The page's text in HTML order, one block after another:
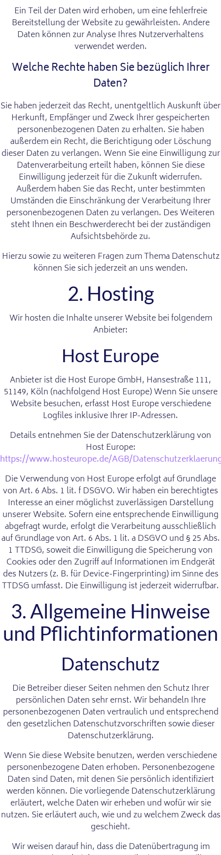
Ein Teil der Daten wird erhoben, um eine fehlerfreie
Bereitstellung der Website zu gewährleisten. Andere
Daten können zur Analyse Ihres Nutzerverhaltens
verwendet werden.
Welche Rechte haben Sie bezüglich Ihrer
Daten?
Sie haben jederzeit das Recht, unentgeltlich Auskunft über
Herkunft, Empfänger und Zweck Ihrer gespeicherten
personenbezogenen Daten zu erhalten. Sie haben
außerdem ein Recht, die Berichtigung oder Löschung
dieser Daten zu verlangen. Wenn Sie eine Einwilligung zur
Datenverarbeitung erteilt haben, können Sie diese
Einwilligung jederzeit für die Zukunft widerrufen.
Außerdem haben Sie das Recht, unter bestimmten
Umständen die Einschränkung der Verarbeitung Ihrer
personenbezogenen Daten zu verlangen. Des Weiteren
steht Ihnen ein Beschwerderecht bei der zuständigen
Aufsichtsbehörde zu.
Hierzu sowie zu weiteren Fragen zum Thema Datenschutz
können Sie sich jederzeit an uns wenden.
2. Hosting
Wir hosten die Inhalte unserer Website bei folgendem
Anbieter:
Host Europe
Anbieter ist die Host Europe GmbH, Hansestraße 111,
51149, Köln (nachfolgend Host Europe) Wenn Sie unsere
Website besuchen, erfasst Host Europe verschiedene
Logfiles inklusive Ihrer IP-Adressen.
Details entnehmen Sie der Datenschutzerklärung von
Host Europe:
https://www.hosteurope.de/AGB/
Die Verwendung von Host Europe erfolgt auf Grundlage
von Art. 6 Abs. 1 lit. f DSGVO. Wir haben ein berechtigtes
Interesse an einer möglichst zuverlässigen Darstellung
unserer Website. Sofern eine entsprechende Einwilligung
abgefragt wurde, erfolgt die Verarbeitung ausschließlich
auf Grundlage von Art. 6 Abs. 1 lit. a DSGVO und § 25 Abs.
1 TTDSG, soweit die Einwilligung die Speicherung von
Cookies oder den Zugriff auf Informationen im Endgerät
des Nutzers (z. B. für Device-Fingerprinting) im Sinne des
TTDSG umfasst. Die Einwilligung ist jederzeit widerrufbar.
3. Allgemeine Hinweise
und Pflicht­informationen
Datenschutz
Die Betreiber dieser Seiten nehmen den Schutz Ihrer
persönlichen Daten sehr ernst. Wir behandeln Ihre
personenbezogenen Daten vertraulich und entsprechend
den gesetzlichen Datenschutzvorschriften sowie dieser
Datenschutzerklärung.
Wenn Sie diese Website benutzen, werden verschiedene
personenbezogene Daten erhoben. Personenbezogene
Daten sind Daten, mit denen Sie persönlich identifiziert
werden können. Die vorliegende Datenschutzerklärung
erläutert, welche Daten wir erheben und wofür wir sie
nutzen. Sie erläutert auch, wie und zu welchem Zweck das
geschieht.
Wir weisen darauf hin, dass die Datenübertragung im